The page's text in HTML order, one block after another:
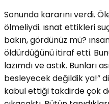
Sonunda kararını verdi.
ölmeliydi. ısnat ettikleri
bakın, gördünüz mü?
öldürdüğünü itiraf etti.
lazımdı ve astık. Bunları
besleyecek değildik ya!”
kabul ettiği takdirde çok